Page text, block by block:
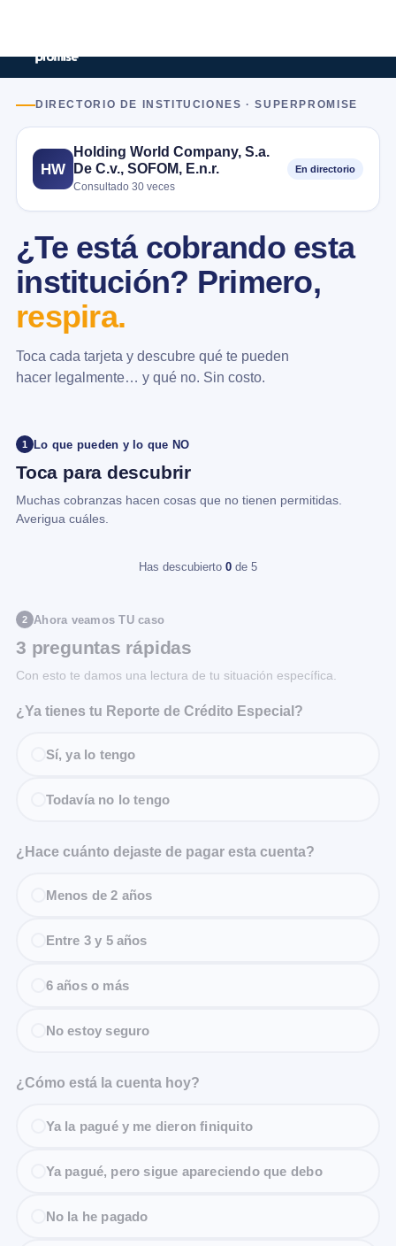
DIRECTORIO DE INSTITUCIONES · SUPERPROMISE
HW
Holding World Company, S.a.
De C.v., SOFOM, E.n.r.
Consultado 30 veces
En directorio
¿Te está cobrando esta
institución? Primero,
respira.
Toca cada tarjeta y descubre qué te pueden
hacer legalmente… y qué no. Sin costo.
1 Lo que pueden y lo que NO
Toca para descubrir
Muchas cobranzas hacen cosas que no tienen permitidas.
Averigua cuáles.
Has descubierto 0 de 5
2 Ahora veamos TU caso
3 preguntas rápidas
Con esto te damos una lectura de tu situación específica.
¿Ya tienes tu Reporte de Crédito Especial?
Sí, ya lo tengo
Todavía no lo tengo
¿Hace cuánto dejaste de pagar esta cuenta?
Menos de 2 años
Entre 3 y 5 años
6 años o más
No estoy seguro
¿Cómo está la cuenta hoy?
Ya la pagué y me dieron finiquito
Ya pagué, pero sigue apareciendo que debo
No la he pagado